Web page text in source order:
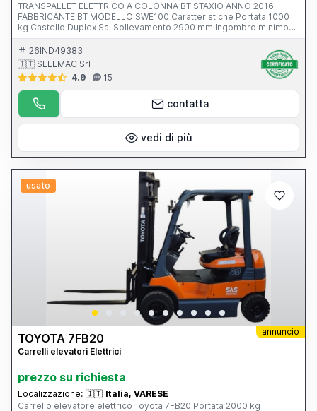
TRANSPALLET ELETTRICO A COLONNA BT STAXIO ANNO 2016
FABBRICANTE BT MODELLO SWE100 Caratteristiche Portata 1000
kg Castello Duplex Sal Sollevamento 2900 mm Ingombro minimo
1951 mm Forche lunghezza 1150 mm Ruota trazione in topthane
Rulli forche singoli in poliuretano Ruote pivottanti in poliuretano
Protezione anticesoiamento in plexiglass Completo di batteria
24V/225Ah con rabbocco automatico e tanica Raddrizzatore a
risparmio energetico Fronius mod. Selectiva 2040 Macchina
provvista di manuale operatore Tutti i dati tecnici riportati sono
indicativi e possono essere modificati senza preavviso e pertanto
essi non devono essere ritenuti impegnativi
26IND49383
🇮🇹 SELLMAC Srl
4.9
15
contatta
vedi di più
usato
annuncio
TOYOTA 7FB20
Carrelli elevatori Elettrici
prezzo su richiesta
Localizzazione: 🇮🇹 Italia, VARESE
Carrello elevatore elettrico Toyota 7FB20 Portata 2000 kg